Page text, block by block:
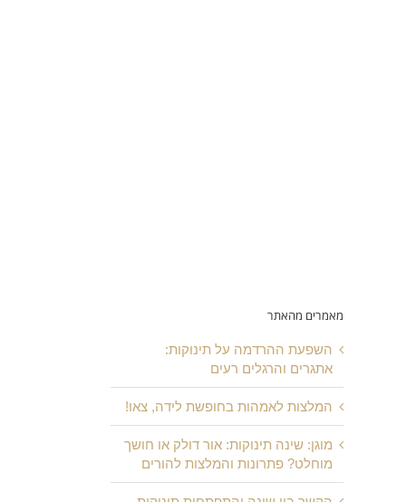
מאמרים מהאתר
השפעת ההרדמה על תינוקות:
אתגרים והרגלים רעים
המלצות לאמהות בחופשת לידה, צאו!
מוגן: שינה תינוקות: אור דולק או חושך
מוחלט? פתרונות והמלצות להורים